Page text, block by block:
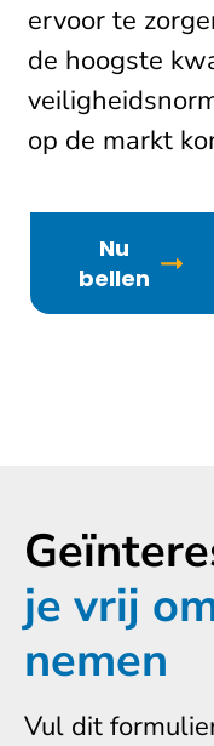
ervoor te
de hoogste
op de markt
Nu
bellen
je vrij
nemen
Vul dit